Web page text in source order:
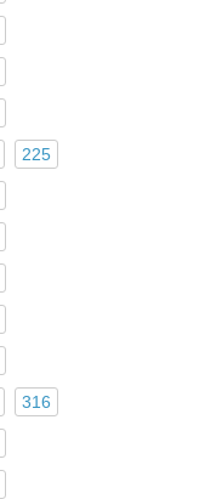
225
316